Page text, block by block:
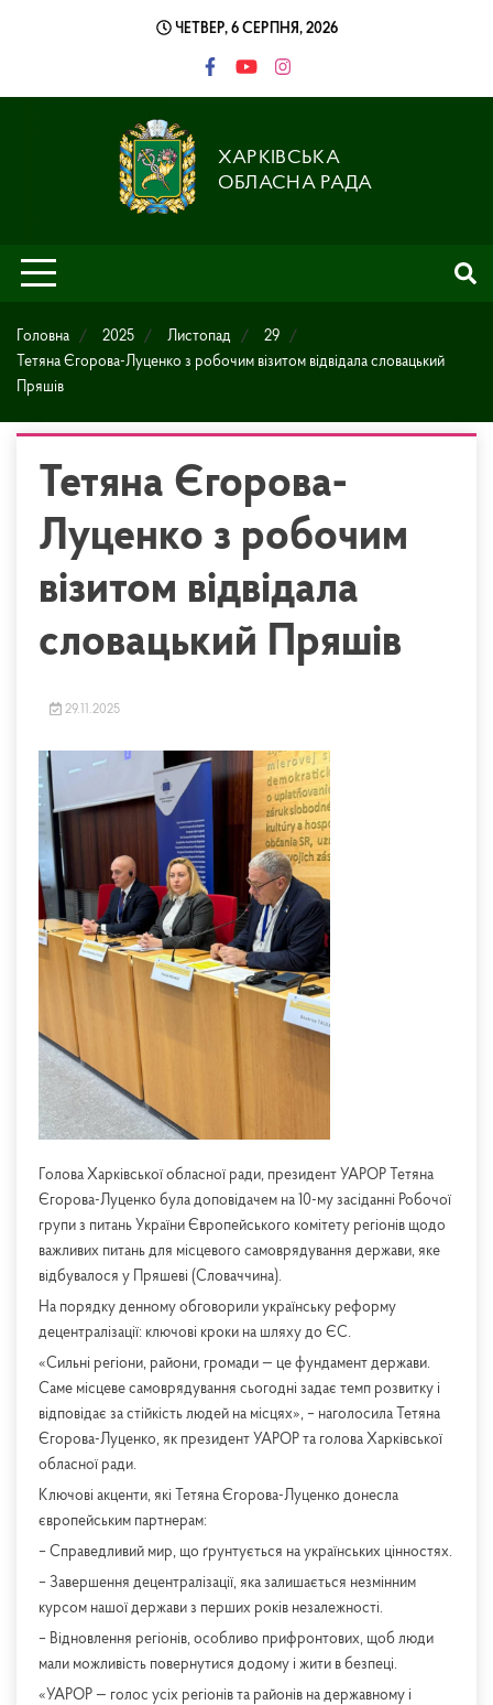
ЧЕТВЕР, 6 СЕРПНЯ, 2026
ХАРКІВСЬКА
ОБЛАСНА РАДА
Головна 2025 Листопад
29
Тетяна Єгорова-Луценко з робочим візитом відвідала словацький
Пряшів
Тетяна Єгорова-
Луценко з робочим
візитом відвідала
словацький Пряшів
29.11.2025
Голова Харківської обласної ради, президент УАРОР Тетяна
Єгорова-Луценко була доповідачем на 10-му засіданні Робочої
групи з питань України Європейського комітету регіонів щодо
важливих питань для місцевого самоврядування держави, яке
відбувалося у Пряшеві (Словаччина).
На порядку денному обговорили українську реформу
децентралізації: ключові кроки на шляху до ЄС.
«Сильні регіони, райони, громади — це фундамент держави.
Саме місцеве самоврядування сьогодні задає темп розвитку і
відповідає за стійкість людей на місцях», – наголосила Тетяна
Єгорова-Луценко, як президент УАРОР та голова Харківської
обласної ради.
Ключові акценти, які Тетяна Єгорова-Луценко донесла
європейським партнерам:
– Справедливий мир, що ґрунтується на українських цінностях.
– Завершення децентралізації, яка залишається незмінним
курсом нашої держави з перших років незалежності.
– Відновлення регіонів, особливо прифронтових, щоб люди
мали можливість повернутися додому і жити в безпеці.
«УАРОР — голос усіх регіонів та районів на державному і